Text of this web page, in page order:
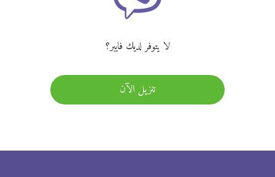
لا يتوفر لديك فايبر؟
تنزيل الآن